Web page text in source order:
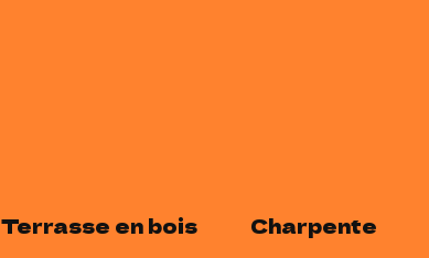
Terrasse en bois Charpente